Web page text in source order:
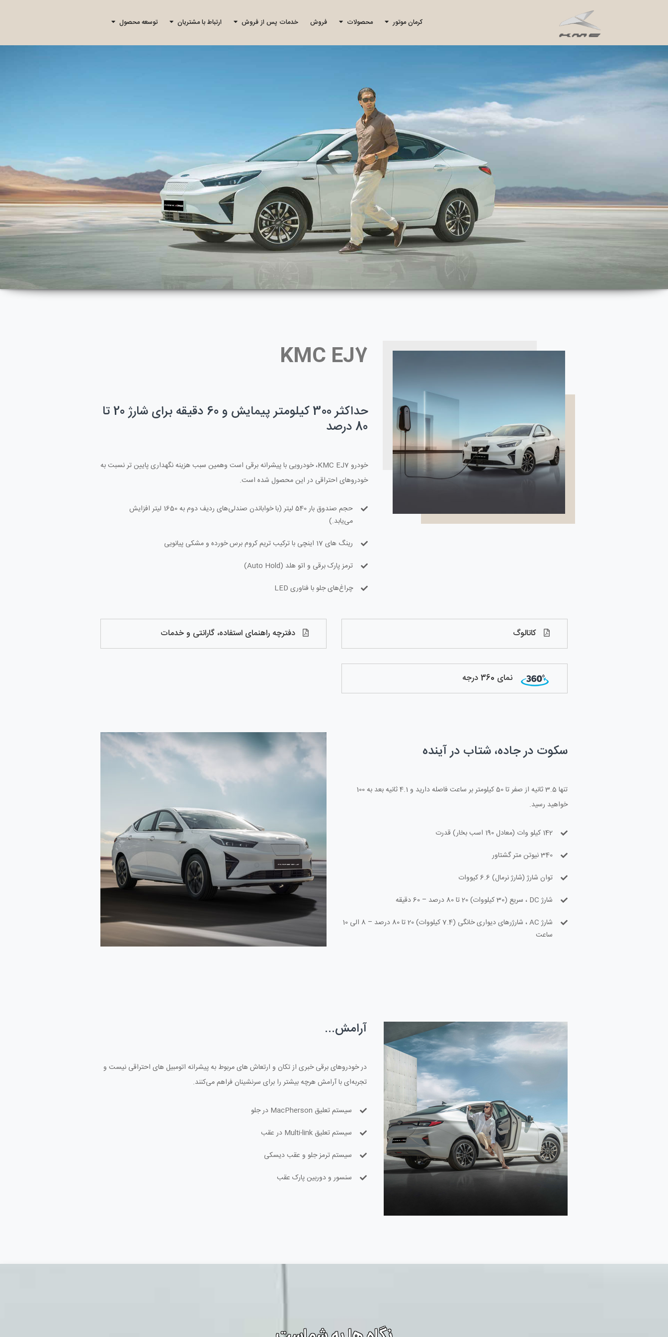
کرمان موتور محصولات فروش خدمات پس از فروش ارتباط با مشتریان توسعه محصول
KMC EJ7
حداکثر 300 کیلومتر پیمایش و 60 دقیقه برای شارژ 20 تا
80 درصد
خودرو KMC EJ7، خودرویی با پیشرانه برقی است وهمین سبب هزینه نگهداری پایین‌ تر نسبت به
خودروهای احتراقی در این محصول شده است.
حجم صندوق بار 540 لیتر (با خواباندن صندلی‌های ردیف دوم به 1650 لیتر افزایش
می‌یابد.)
رینگ های 17 اینچی با ترکیب تریم کروم برس خورده و مشکی پیانویی
ترمز پارک برقی و اتو هلد (Auto Hold)
چراغ‌های جلو با فناوری LED
کاتالوگ
نمای 360 درجه
دفترچه راهنمای استفاده، گارانتی و خدمات
سکوت در جاده، شتاب در آینده
تنها 3.5 ثانیه از صفر تا 50 کیلومتر بر ساعت فاصله دارید و 4.1 ثانیه بعد به 100
خواهید رسید.
142 کیلو وات (معادل 190 اسب بخار) قدرت
340 نیوتن متر گشتاور
توان شارژ (شارژ نرمال) 6.6 کیووات
شارژ DC ، سریع (30 کیلووات) 20 تا 80 درصد – 60 دقیقه
شارژ AC ، شارژرهای دیواری خانگی (7.4 کیلووات) 20 تا 80 درصد – 8 الی 10
ساعت
آرامش...
در خودروهای برقی خبری از تکان و ارتعاش‌‌ های مربوط به پیشرانه اتومبیل‌ های احتراقی نیست و
تجربه‌ای با آرامش هرچه بیشتر را برای سرنشینان فراهم می‌کنند.
سیستم تعلیق MacPherson در جلو
سیستم تعلیق Multi-link در عقب
سیستم ترمز جلو و عقب دیسکی
سنسور و دوربین پارک عقب